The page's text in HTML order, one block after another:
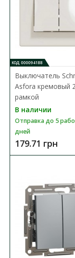
КОД: 000094188
Выключатель
Asfora кремовый
рамкой
В наличии
Отправка до 5
дней
179.71 грн